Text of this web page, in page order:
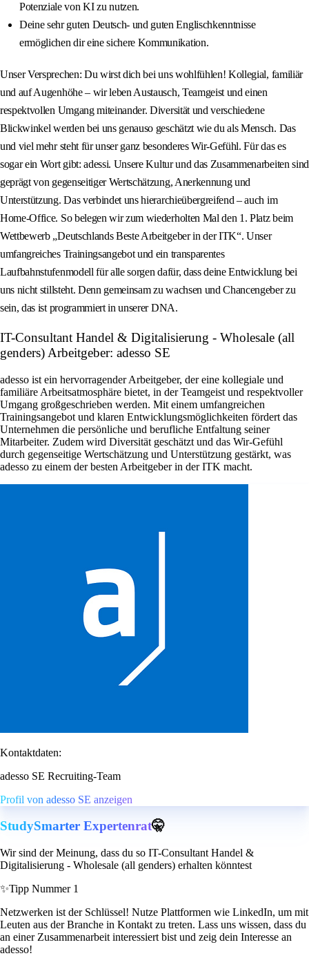
Potenziale von KI zu nutzen.
Deine sehr guten Deutsch- und guten Englischkenntnisse
ermöglichen dir eine sichere Kommunikation.
Unser Versprechen: Du wirst dich bei uns wohlfühlen! Kollegial, familiär
und auf Augenhöhe – wir leben Austausch, Teamgeist und einen
respektvollen Umgang miteinander. Diversität und verschiedene
Blickwinkel werden bei uns genauso geschätzt wie du als Mensch. Das
und viel mehr steht für unser ganz besonderes Wir-Gefühl. Für das es
sogar ein Wort gibt: adessi. Unsere Kultur und das Zusammenarbeiten sind
geprägt von gegenseitiger Wertschätzung, Anerkennung und
Unterstützung. Das verbindet uns hierarchieübergreifend – auch im
Home-Office. So belegen wir zum wiederholten Mal den 1. Platz beim
Wettbewerb „Deutschlands Beste Arbeitgeber in der ITK“. Unser
umfangreiches Trainingsangebot und ein transparentes
Laufbahnstufenmodell für alle sorgen dafür, dass deine Entwicklung bei
uns nicht stillsteht. Denn gemeinsam zu wachsen und Chancengeber zu
sein, das ist programmiert in unserer DNA.
IT-Consultant Handel & Digitalisierung - Wholesale (all
genders) Arbeitgeber: adesso SE
adesso ist ein hervorragender Arbeitgeber, der eine kollegiale und
familiäre Arbeitsatmosphäre bietet, in der Teamgeist und respektvoller
Umgang großgeschrieben werden. Mit einem umfangreichen
Trainingsangebot und klaren Entwicklungsmöglichkeiten fördert das
Unternehmen die persönliche und berufliche Entfaltung seiner
Mitarbeiter. Zudem wird Diversität geschätzt und das Wir-Gefühl
durch gegenseitige Wertschätzung und Unterstützung gestärkt, was
adesso zu einem der besten Arbeitgeber in der ITK macht.
Kontaktdaten:
adesso SE Recruiting-Team
Profil von adesso SE anzeigen
StudySmarter Expertenrat🤫
Wir sind der Meinung, dass du so IT-Consultant Handel &
Digitalisierung - Wholesale (all genders) erhalten könntest
✨Tipp Nummer 1
Netzwerken ist der Schlüssel! Nutze Plattformen wie LinkedIn, um mit
Leuten aus der Branche in Kontakt zu treten. Lass uns wissen, dass du
an einer Zusammenarbeit interessiert bist und zeig dein Interesse an
adesso!